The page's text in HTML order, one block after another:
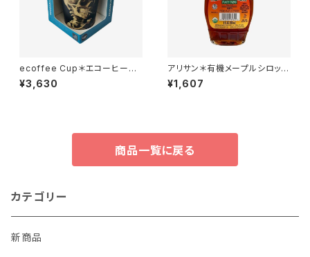
ecoffee Cup＊エコーヒーカ
ップ＊Skull ( スカル )*350ml
＊Van Gogh＊ヴァン・ゴッホ
¥3,630
アリサン＊有機メープルシロップ
＊236ml＊
¥1,607
商品一覧に戻る
カテゴリー
新商品